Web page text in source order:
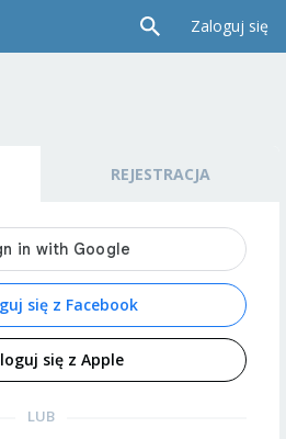
Zaloguj się
REJESTRACJA
się z Facebook
się z Apple
LUB